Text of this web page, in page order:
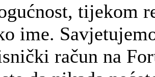
tijekom
ime.
račun na